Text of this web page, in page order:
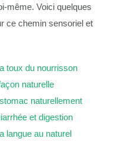
même. Voici quelques
ce chemin sensoriel et
toux du nourrisson
naturelle
naturellement
et digestion
langue au naturel